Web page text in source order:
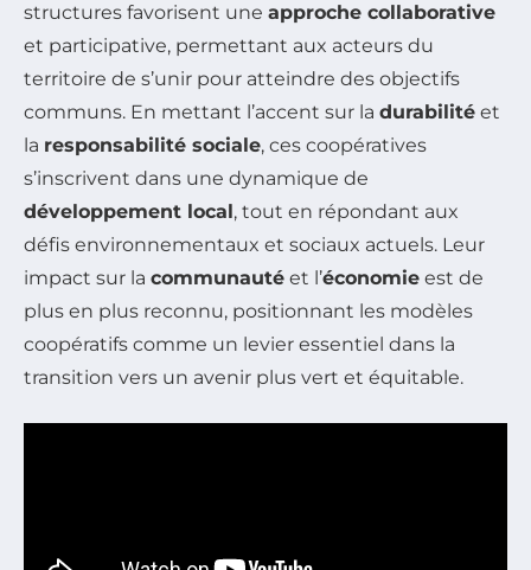
structures favorisent une approche collaborative
et participative, permettant aux acteurs du
territoire de s’unir pour atteindre des objectifs
communs. En mettant l’accent sur la durabilité et
la responsabilité sociale, ces coopératives
s’inscrivent dans une dynamique de
développement local , tout en répondant aux
défis environnementaux et sociaux actuels. Leur
impact sur la communauté et l’économie est de
plus en plus reconnu, positionnant les modèles
coopératifs comme un levier essentiel dans la
transition vers un avenir plus vert et équitable.